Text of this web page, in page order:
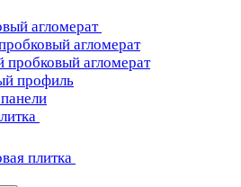
агломерат
агломерат
пробковый агломерат
профиль
плитка